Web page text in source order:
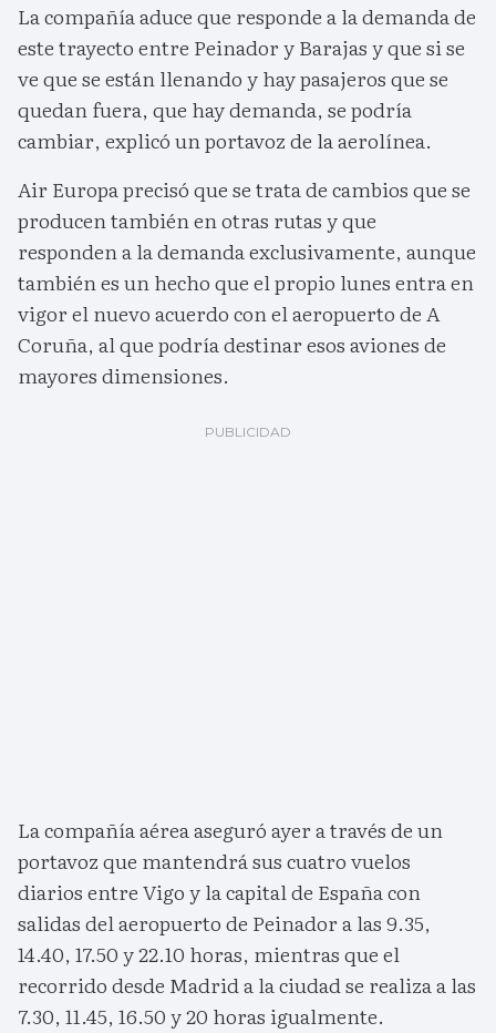
La compañía aduce que responde a la demanda de
este trayecto entre Peinador y Barajas y que si se
ve que se están llenando y hay pasajeros que se
quedan fuera, que hay demanda, se podría
cambiar, explicó un portavoz de la aerolínea.
Air Europa precisó que se trata de cambios que se
producen también en otras rutas y que
responden a la demanda exclusivamente, aunque
también es un hecho que el propio lunes entra en
vigor el nuevo acuerdo con el aeropuerto de A
Coruña, al que podría destinar esos aviones de
mayores dimensiones.
La compañía aérea aseguró ayer a través de un
portavoz que mantendrá sus cuatro vuelos
diarios entre Vigo y la capital de España con
salidas del aeropuerto de Peinador a las 9.35,
14.40, 17.50 y 22.10 horas, mientras que el
recorrido desde Madrid a la ciudad se realiza a las
7.30, 11.45, 16.50 y 20 horas igualmente.